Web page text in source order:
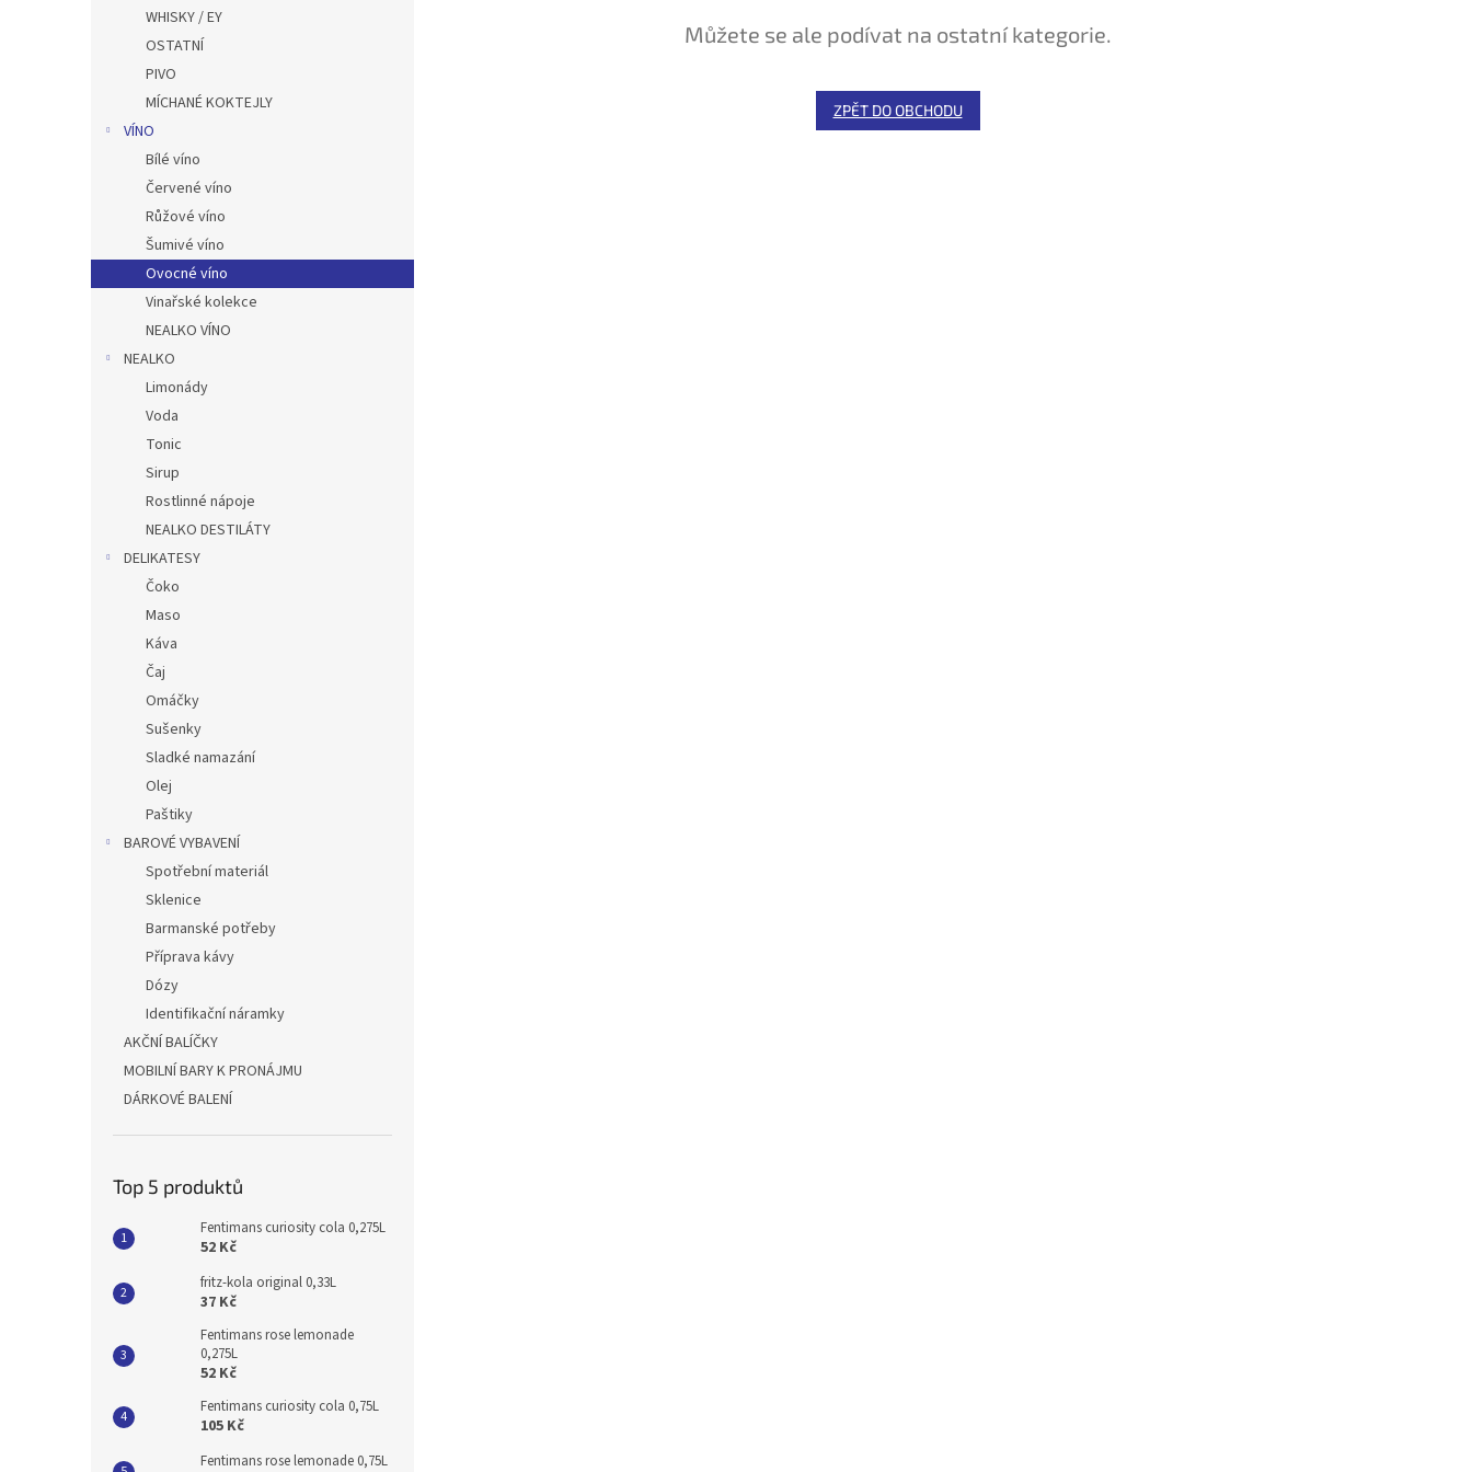
WHISKY / EY
OSTATNÍ
PIVO
MÍCHANÉ KOKTEJLY
VÍNO
Bílé víno
Červené víno
Růžové víno
Šumivé víno
Ovocné víno
Vinařské kolekce
NEALKO VÍNO
NEALKO
Limonády
Voda
Tonic
Sirup
Rostlinné nápoje
NEALKO DESTILÁTY
DELIKATESY
Čoko
Maso
Káva
Čaj
Omáčky
Sušenky
Sladké namazání
Olej
Paštiky
BAROVÉ VYBAVENÍ
Spotřební materiál
Sklenice
Barmanské potřeby
Příprava kávy
Dózy
Identifikační náramky
AKČNÍ BALÍČKY
MOBILNÍ BARY K PRONÁJMU
DÁRKOVÉ BALENÍ
Top 5 produktů
Fentimans curiosity cola 0,275L
52 Kč
fritz-kola original 0,33L
37 Kč
Fentimans rose lemonade
0,275L
52 Kč
Fentimans curiosity cola 0,75L
105 Kč
Fentimans rose lemonade 0,75L
Můžete se ale podívat na ostatní kategorie.
ZPĚT DO OBCHODU